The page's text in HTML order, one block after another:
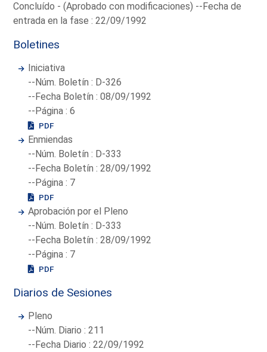
Concluído - (Aprobado con modificaciones) --Fecha de
entrada en la fase : 22/09/1992
Boletines
Iniciativa
--Núm. Boletín : D-326
--Fecha Boletín : 08/09/1992
--Página : 6
PDF
Enmiendas
--Núm. Boletín : D-333
--Fecha Boletín : 28/09/1992
--Página : 7
PDF
Aprobación por el Pleno
--Núm. Boletín : D-333
--Fecha Boletín : 28/09/1992
--Página : 7
PDF
Diarios de Sesiones
Pleno
--Núm. Diario : 211
--Fecha Diario : 22/09/1992